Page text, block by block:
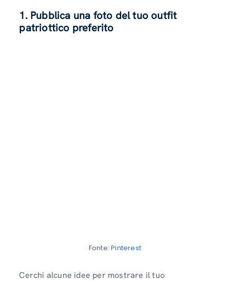
1. Pubblica una foto del tuo outfit
patriottico preferito
Fonte:Pinterest
Cerchi alcune idee per mostrare il tuo